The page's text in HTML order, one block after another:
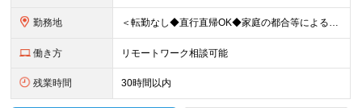
勤務地 ＜転勤なし◆直行直帰OK◆家庭の都合等によるリモートワークも相談可＞ 【勤務先】 ※下記いずれかの配属となります ※希望する勤務地への配属いたします ■本社 東京都港区南青山2-12-14 ユニマ
働き方 リモートワーク相談可能
残業時間 30時間以内